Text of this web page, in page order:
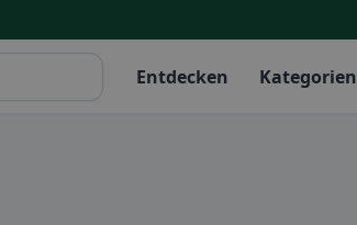
Entdecken Kategorien